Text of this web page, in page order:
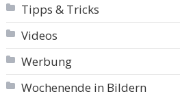
Tipps & Tricks
Videos
Werbung
Wochenende in Bildern